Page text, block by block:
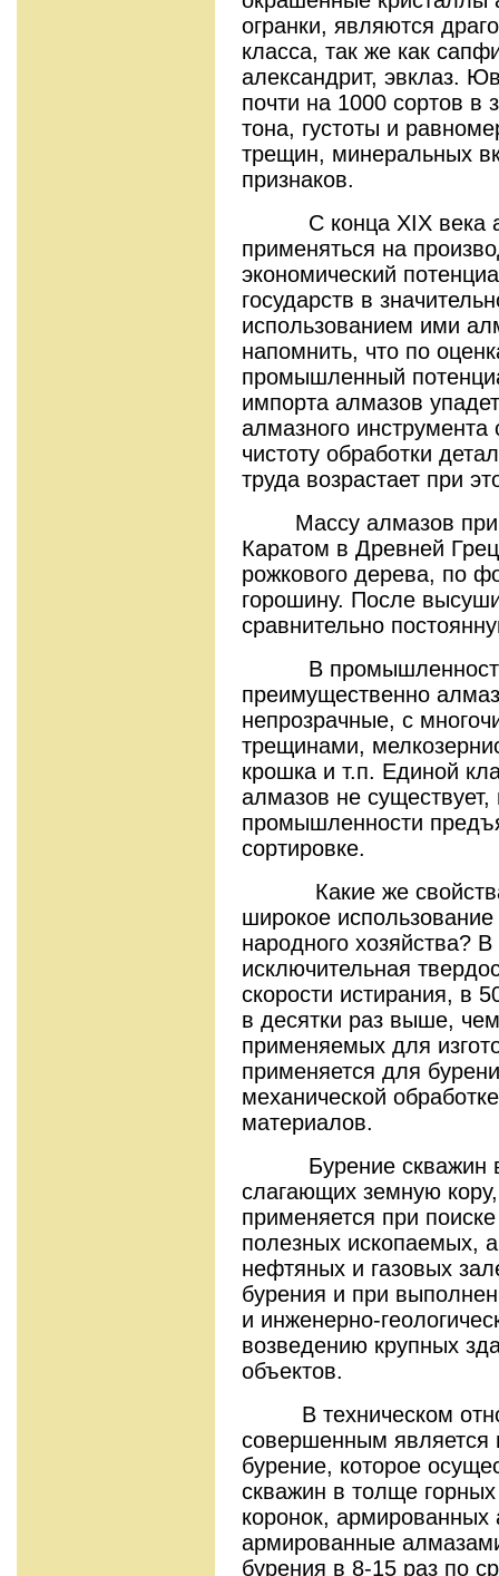
огранки, являются
класса, так же как
александрит, эвклаз.
почти на 1000 сортов в
тона, густоты и
трещин, минеральных
признаков.
С конца XIX века
применяться на
экономический
государств в
использованием ими
напомнить, что по
промышленный
импорта алмазов
алмазного
чистоту обработки
труда возрастает при
Массу алмазов
Каратом в Древней
рожкового дерева, по
горошину. После
сравнительно
В промышленности
преимущественно
непрозрачные, с
трещинами,
крошка и т.п. Единой
алмазов не существует,
промышленности
сортировке.
Какие же свойства
широкое
народного хозяйства?
исключительная
скорости истирания, в
в десятки раз выше,
применяемых для
применяется для
механической
материалов.
Бурение скважин в
слагающих земную
применяется при
полезных ископаемых,
нефтяных и газовых
бурения и при
и инженерно-
возведению крупных
объектов.
В техническом
совершенным является
бурение, которое
скважин в толще
коронок,
армированные
бурения в 8-15 раз по